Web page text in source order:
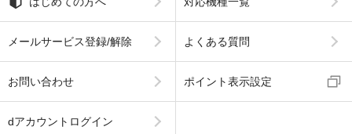
メールサービス登録/解除 よくある質問
お問い合わせ ポイント表示設定
dアカウントログイン